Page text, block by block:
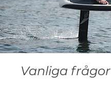
Vanliga frågor